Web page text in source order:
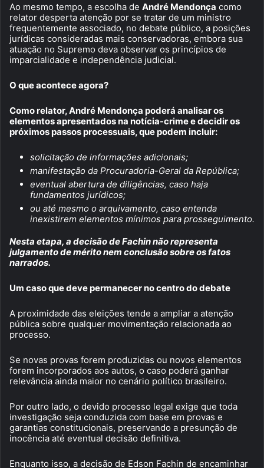
Ao mesmo tempo, a escolha de André Mendonça como
relator desperta atenção por se tratar de um ministro
frequentemente associado, no debate público, a posições
jurídicas consideradas mais conservadoras, embora sua
atuação no Supremo deva observar os princípios de
imparcialidade e independência judicial.
O que acontece agora?
Como relator, André Mendonça poderá analisar os
elementos apresentados na notícia-crime e decidir os
próximos passos processuais, que podem incluir:
solicitação de informações adicionais;
manifestação da Procuradoria-Geral da República;
eventual abertura de diligências, caso haja
fundamentos jurídicos;
ou até mesmo o arquivamento, caso entenda
inexistirem elementos mínimos para prosseguimento.
Nesta etapa, a decisão de Fachin não representa
julgamento de mérito nem conclusão sobre os fatos
narrados.
Um caso que deve permanecer no centro do debate
A proximidade das eleições tende a ampliar a atenção
pública sobre qualquer movimentação relacionada ao
processo.
Se novas provas forem produzidas ou novos elementos
forem incorporados aos autos, o caso poderá ganhar
relevância ainda maior no cenário político brasileiro.
Por outro lado, o devido processo legal exige que toda
investigação seja conduzida com base em provas e
garantias constitucionais, preservando a presunção de
inocência até eventual decisão definitiva.
Enquanto isso, a decisão de Edson Fachin de encaminhar